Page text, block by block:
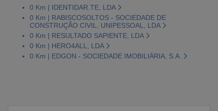
0 Km | IDENTIDAR.TE, LDA
0 Km | RABISCOSOLTOS - SOCIEDADE DE
CONSTRUÇÃO CIVIL, UNIPESSOAL, LDA
0 Km | RESULTADO SAPIENTE, LDA
0 Km | HERO4ALL, LDA
0 Km | EDGON - SOCIEDADE IMOBILIÁRIA, S.A.